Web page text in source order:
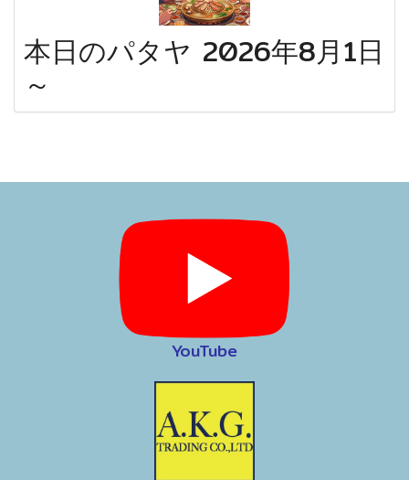
本日のパタヤ 2026年8月1日
～
YouTube